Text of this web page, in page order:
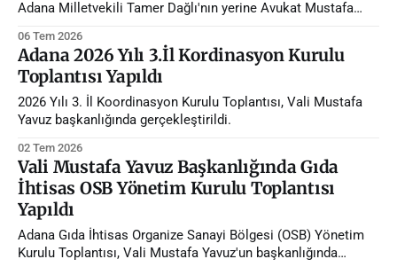
Adana Milletvekili Tamer Dağlı'nın yerine Avukat Mustafa
06 Tem 2026
Adana 2026 Yılı 3.İl Kordinasyon Kurulu
Toplantısı Yapıldı
2026 Yılı 3. İl Koordinasyon Kurulu Toplantısı, Vali Mustafa
Yavuz başkanlığında gerçekleştirildi.
02 Tem 2026
Vali Mustafa Yavuz Başkanlığında Gıda
İhtisas OSB Yönetim Kurulu Toplantısı
Yapıldı
Adana Gıda İhtisas Organize Sanayi Bölgesi (OSB) Yönetim
Kurulu Toplantısı, Vali Mustafa Yavuz'un başkanlığında